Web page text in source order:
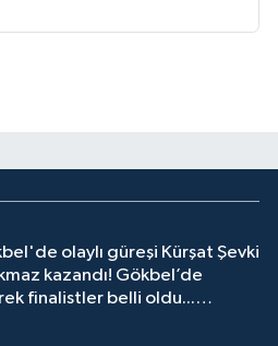
olaylı güreşi Kürşat Şevki
kazandı! Gökbel’de
finalistler belli oldu...